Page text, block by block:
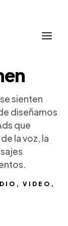
VIDEO,
sienten
diseñamos
que
la voz, la